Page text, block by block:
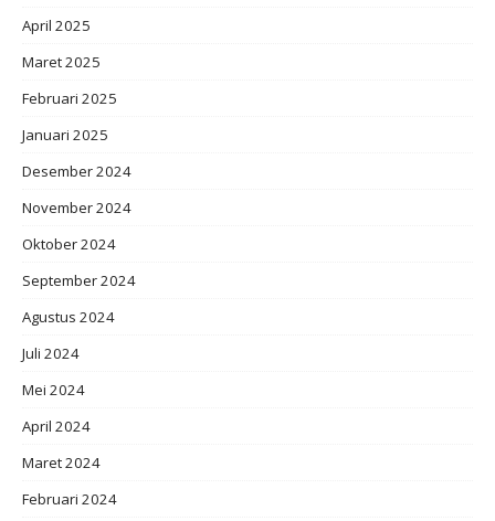
April 2025
Maret 2025
Februari 2025
Januari 2025
Desember 2024
November 2024
Oktober 2024
September 2024
Agustus 2024
Juli 2024
Mei 2024
April 2024
Maret 2024
Februari 2024